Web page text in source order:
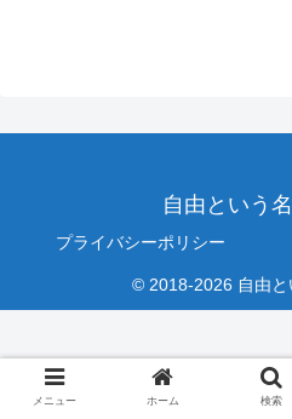
自由という
プライバシーポリシー
© 2018-2026 自由と
メニュー ホーム 検索